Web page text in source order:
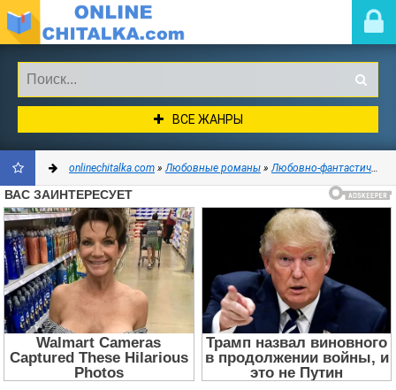
ВСЕ ЖАНРЫ
ДОБАВИТЬ
В
ЗАКЛАДКИ
onlinechitalka.com »Любовные романы »Любовно-фантастические романы